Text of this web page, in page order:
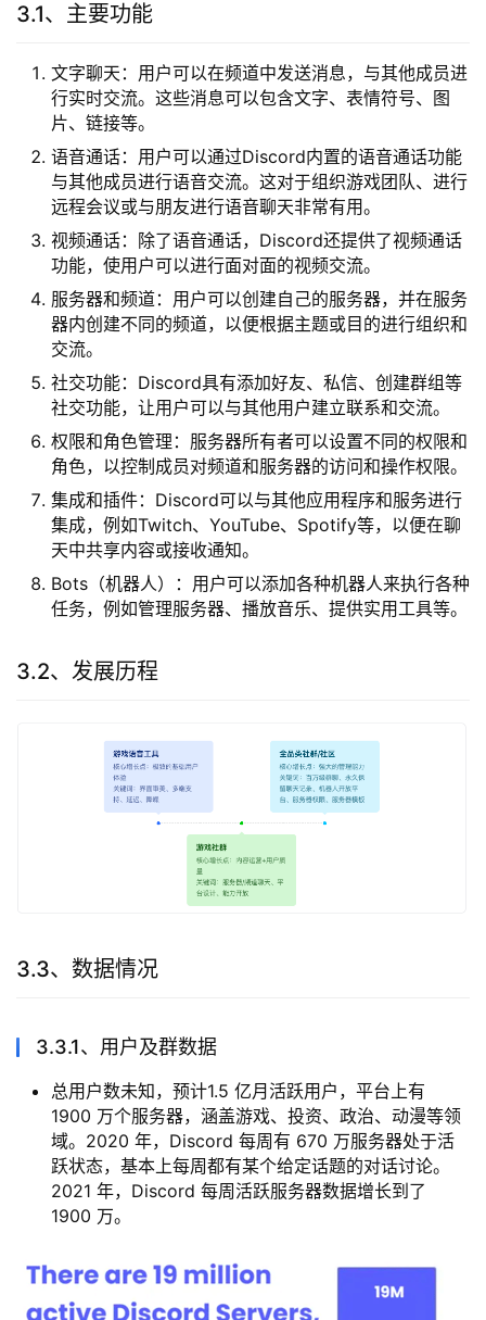
3.1、主要功能
文字聊天：用户可以在频道中发送消息，与其他成员进
行实时交流。这些消息可以包含文字、表情符号、图
片、链接等。
语音通话：用户可以通过Discord内置的语音通话功能
与其他成员进行语音交流。这对于组织游戏团队、进行
远程会议或与朋友进行语音聊天非常有用。
视频通话：除了语音通话，Discord还提供了视频通话
功能，使用户可以进行面对面的视频交流。
服务器和频道：用户可以创建自己的服务器，并在服务
器内创建不同的频道，以便根据主题或目的进行组织和
交流。
社交功能：Discord具有添加好友、私信、创建群组等
社交功能，让用户可以与其他用户建立联系和交流。
权限和角色管理：服务器所有者可以设置不同的权限和
角色，以控制成员对频道和服务器的访问和操作权限。
集成和插件：Discord可以与其他应用程序和服务进行
集成，例如Twitch、YouTube、Spotify等，以便在聊
天中共享内容或接收通知。
Bots（机器人）：用户可以添加各种机器人来执行各种
任务，例如管理服务器、播放音乐、提供实用工具等。
3.2、发展历程
3.3、数据情况
3.3.1、用户及群数据
总用户数未知，预计1.5 亿月活跃用户，平台上有
1900 万个服务器，涵盖游戏、投资、政治、动漫等领
域。2020 年，Discord 每周有 670 万服务器处于活
跃状态，基本上每周都有某个给定话题的对话讨论。
2021 年，Discord 每周活跃服务器数据增长到了
1900 万。